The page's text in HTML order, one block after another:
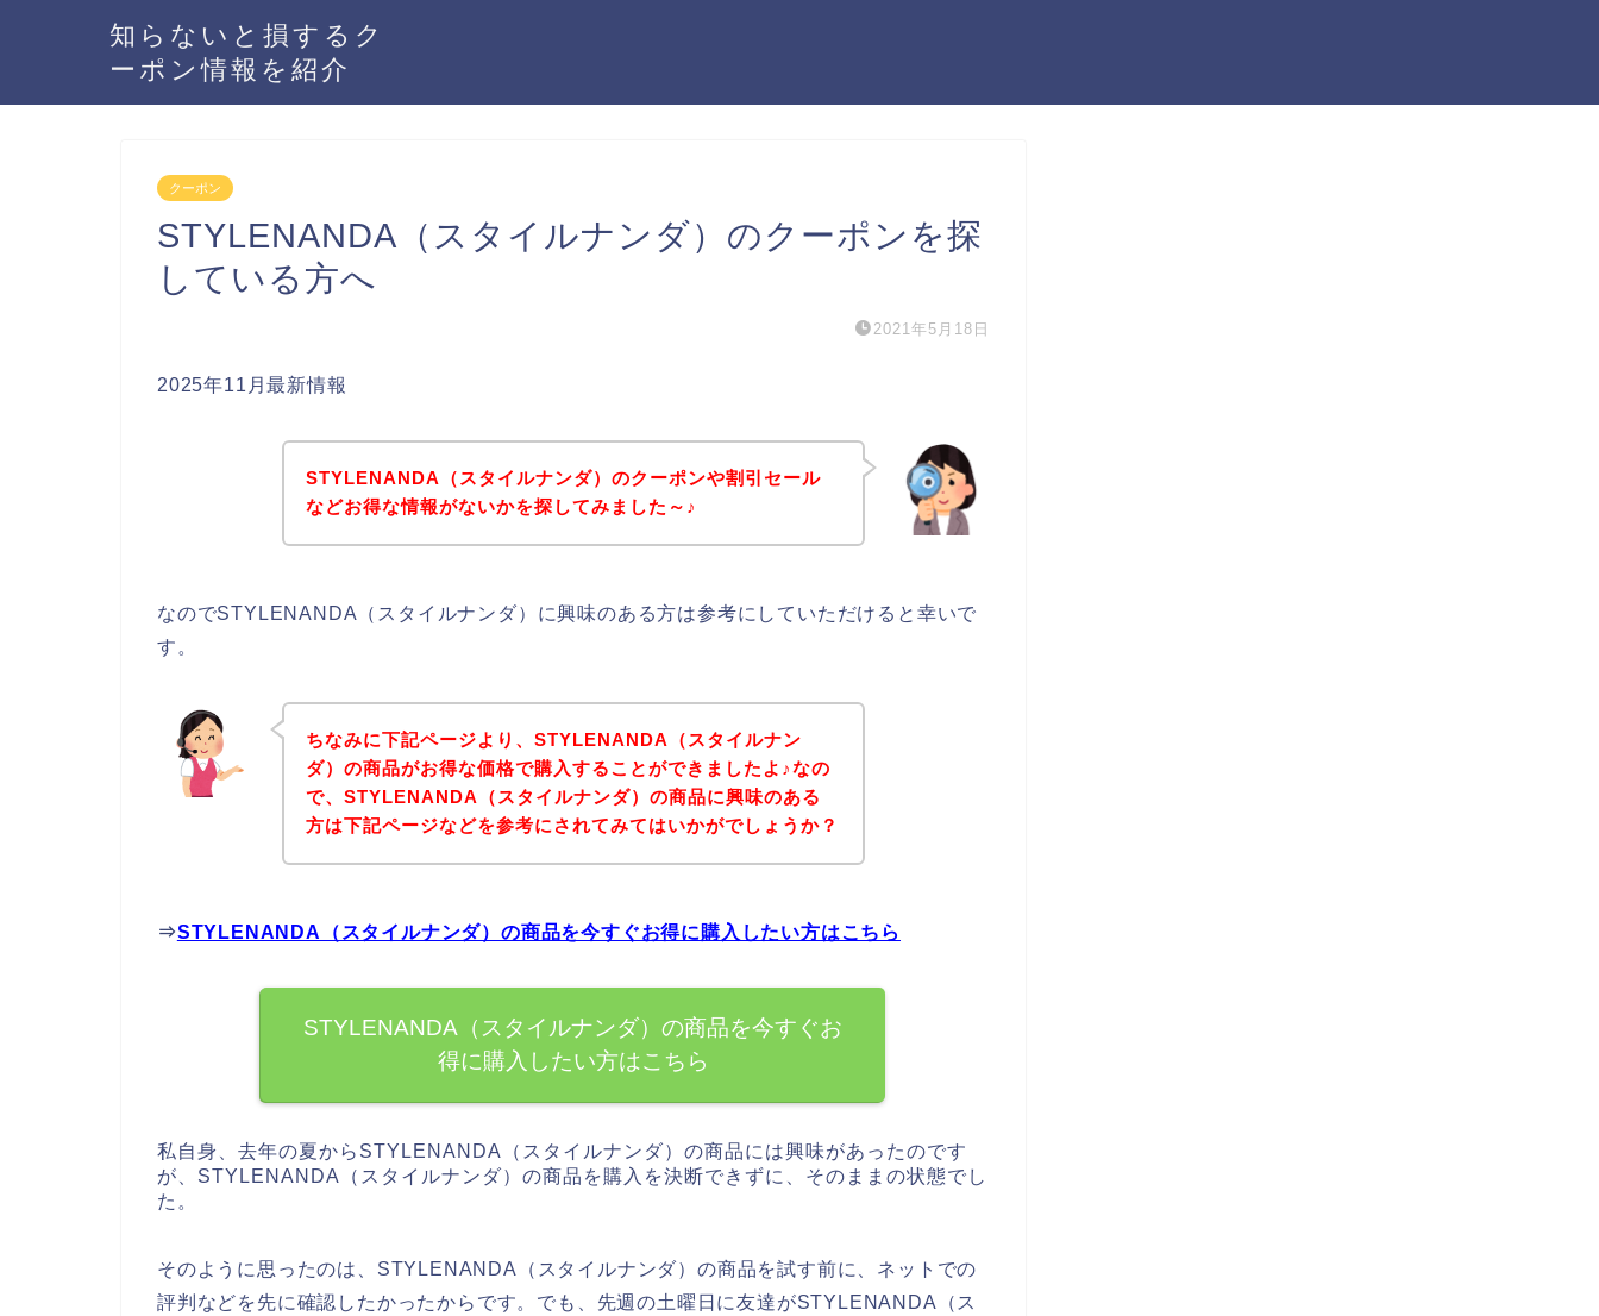
知らないと損するク
ーポン情報を紹介
クーポン
STYLENANDA（スタイルナンダ）のクーポンを探
している方へ
2021年5月18日
2025年11月最新情報
STYLENANDA（スタイルナンダ）のクーポンや割引セール
などお得な情報がないかを探してみました～♪
なのでSTYLENANDA（スタイルナンダ）に興味のある方は参考にしていただけると幸いで
す。
ちなみに下記ページより、STYLENANDA（スタイルナン
ダ）の商品がお得な価格で購入することができましたよ♪なの
で、STYLENANDA（スタイルナンダ）の商品に興味のある
方は下記ページなどを参考にされてみてはいかがでしょうか？
⇒STYLENANDA（スタイルナンダ）の商品を今すぐお得に購入したい方はこちら
STYLENANDA（スタイルナンダ）の商品を今すぐお
得に購入したい方はこちら
私自身、去年の夏からSTYLENANDA（スタイルナンダ）の商品には興味があったのです
が、STYLENANDA（スタイルナンダ）の商品を購入を決断できずに、そのままの状態でし
た。
そのように思ったのは、STYLENANDA（スタイルナンダ）の商品を試す前に、ネットでの
評判などを先に確認したかったからです。でも、先週の土曜日に友達がSTYLENANDA（ス